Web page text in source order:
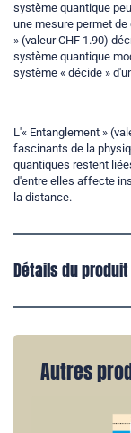
système quantique
une mesure permet
» (valeur CHF 1.90)
système quantique
système « décide »
L'« Entanglement »
fascinants de la
quantiques restent
d'entre elles affecte
la distance.
Détails du produit
Autres